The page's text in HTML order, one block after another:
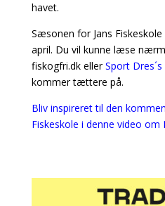
havet.
Sæsonen for Jans
april. Du vil kunne læse
fiskogfri.dk ellerSport
kommer tættere på.
Bliv inspireret til den
Fiskeskole i denne video om